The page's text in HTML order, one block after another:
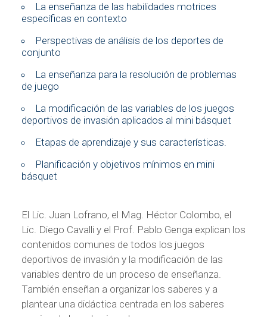
La enseñanza de las habilidades motrices
específicas en contexto
Perspectivas de análisis de los deportes de
conjunto
La enseñanza para la resolución de problemas
de juego
La modificación de las variables de los juegos
deportivos de invasión aplicados al mini básquet
Etapas de aprendizaje y sus características.
Planificación y objetivos mínimos en mini
básquet
El Lic. Juan Lofrano, el Mag. Héctor Colombo, el
Lic. Diego Cavalli y el Prof. Pablo Genga explican los
contenidos comunes de todos los juegos
deportivos de invasión y la modificación de las
variables dentro de un proceso de enseñanza.
También enseñan a organizar los saberes y a
plantear una didáctica centrada en los saberes